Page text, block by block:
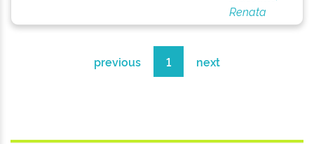
Renata
previous 1 next